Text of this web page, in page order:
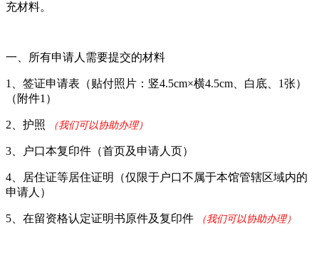
充材料。
一、所有申请人需要提交的材料
1、签证申请表（贴付照片：竖4.5cm×横4.5cm、白底、1张）
（附件1）
2、护照 （我们可以协助办理）
3、户口本复印件（首页及申请人页）
4、居住证等居住证明（仅限于户口不属于本馆管辖区域内的
申请人）
5、在留资格认定证明书原件及复印件 （我们可以协助办理）